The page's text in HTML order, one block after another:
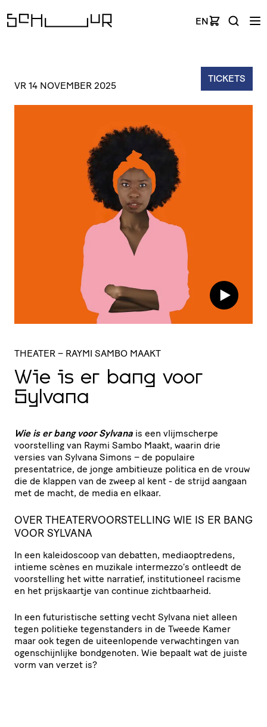
EN
TICKETS
VR 14 NOVEMBER 2025
THEATER – RAYMI SAMBO MAAKT
Wie is er bang voor
Sylvana
Wie is er bang voor Sylvana is een vlijmscherpe
voorstelling van Raymi Sambo Maakt, waarin drie
versies van Sylvana Simons – de populaire
presentatrice, de jonge ambitieuze politica en de vrouw
die de klappen van de zweep al kent - de strijd aangaan
met de macht, de media en elkaar.
OVER THEATERVOORSTELLING WIE IS ER BANG
VOOR SYLVANA
In een kaleidoscoop van debatten, mediaoptredens,
intieme scènes en muzikale intermezzo’s ontleedt de
voorstelling het witte narratief, institutioneel racisme
en het prijskaartje van continue zichtbaarheid.
In een futuristische setting vecht Sylvana niet alleen
tegen politieke tegenstanders in de Tweede Kamer
maar ook tegen de uiteenlopende verwachtingen van
ogenschijnlijke bondgenoten. Wie bepaalt wat de juiste
vorm van verzet is?